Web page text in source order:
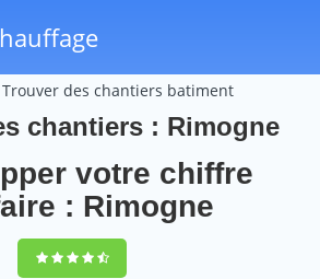
Trouver des chantiers batiment
chantiers : Rimogne
votre chiffre
: Rimogne